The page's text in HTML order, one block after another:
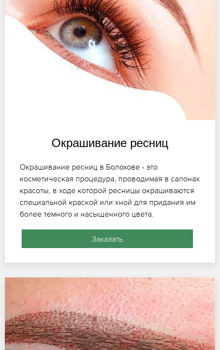
Окрашивание ресниц
Окрашивание ресниц в Болохове - это
косметическая процедура, проводимая в салонах
красоты, в ходе которой ресницы окрашиваются
специальной краской или хной для придания им
более темного и насыщенного цвета.
Заказать